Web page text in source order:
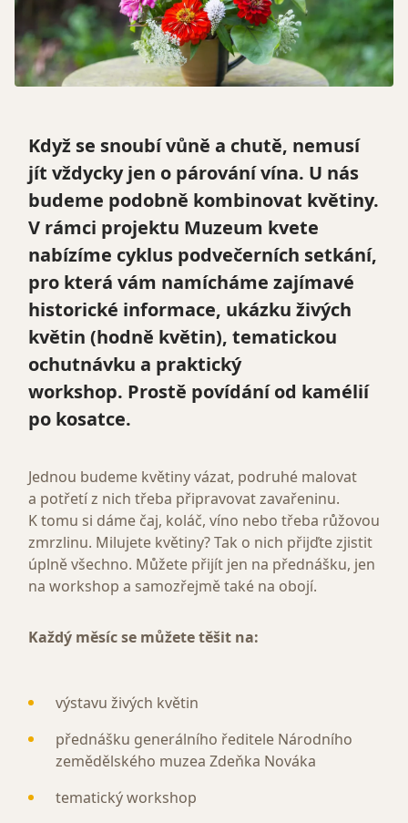
Když se snoubí vůně a chutě, nemusí
jít vždycky jen o párování vína. U nás
budeme podobně kombinovat květiny.
V rámci projektu Muzeum kvete
nabízíme cyklus podvečerních setkání,
pro která vám namícháme zajímavé
historické informace, ukázku živých
květin (hodně květin), tematickou
ochutnávku a praktický
workshop. Prostě povídání od kamélií
po kosatce.
Jednou budeme květiny vázat, podruhé malovat
a potřetí z nich třeba připravovat zavařeninu.
K tomu si dáme čaj, koláč, víno nebo třeba růžovou
zmrzlinu. Milujete květiny? Tak o nich přijďte zjistit
úplně všechno. Můžete přijít jen na přednášku, jen
na workshop a samozřejmě také na obojí.
Každý měsíc se můžete těšit na:
výstavu živých květin
přednášku generálního ředitele Národního
zemědělského muzea Zdeňka Nováka
tematický workshop